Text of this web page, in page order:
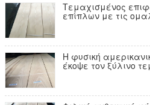
Τεμαχισμένος
επίπλων με τις
Η φυσική
έκοψε τον ξύλινο
βαθμό